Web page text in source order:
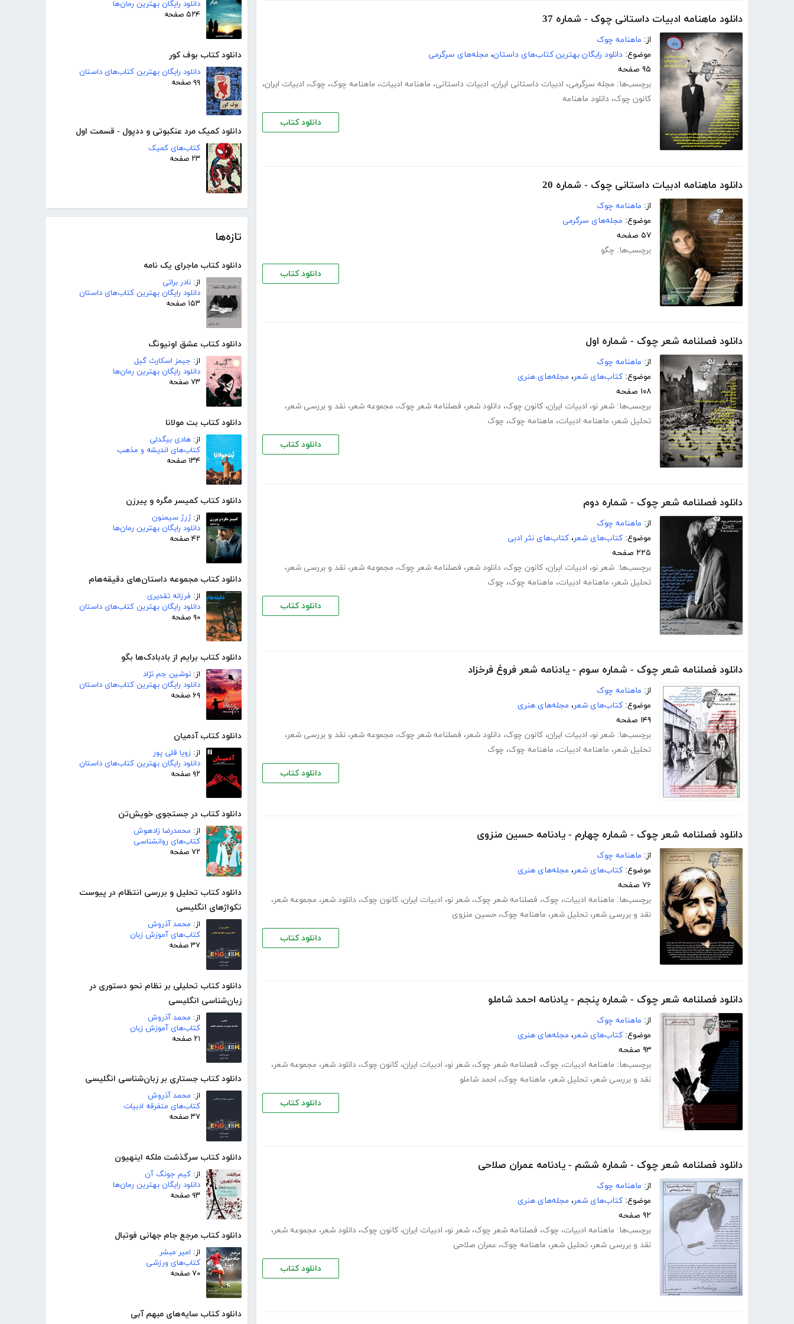
دانلود رایگان بهترین رمان‌ها
۵۲۴ صفحه
دانلود کتاب بوف کور
دانلود رایگان بهترین کتاب‌های داستان
۹۹ صفحه
دانلود کمیک مرد عنکبوتی و ددپول - قسمت اول
کتاب‌های کمیک
۲۳ صفحه
تازه‌ها
دانلود کتاب ماجرای یک نامه
از: نادر براتی
دانلود رایگان بهترین کتاب‌های داستان
۱۵۳ صفحه
دانلود کتاب عشق اونیونگ
از: جیمز اسکارث گیل
دانلود رایگان بهترین رمان‌ها
۷۳ صفحه
دانلود کتاب بت مولانا
از: هادی بیگدلی
کتاب‌های اندیشه و مذهب
۱۳۴ صفحه
دانلود کتاب کمیسر مگره و پیرزن
از:ژرژ سیمنون
دانلود رایگان بهترین رمان‌ها
۴۲ صفحه
دانلود کتاب مجموعه داستان‌های دقیقه‌هام
از: فرزانه تقدیری
دانلود رایگان بهترین کتاب‌های داستان
۹۰ صفحه
دانلود کتاب برایم از بادبادک‌ها بگو
از: نوشین جم نژاد
دانلود رایگان بهترین کتاب‌های داستان
۶۹ صفحه
دانلود کتاب آدمیان
از: زویا قلی پور
دانلود رایگان بهترین کتاب‌های داستان
۹۲ صفحه
دانلود کتاب در جستجوی خویش‌تن
از: محمدرضا زادهوش
کتاب‌های روانشناسی
۷۲ صفحه
دانلود کتاب تحلیل و بررسی انتظام در پیوست
تکواژهای انگلیسی
از: محمد آذروش
کتاب‌های آموزش زبان
۳۷ صفحه
دانلود کتاب تحلیلی بر نظام نحو دستوری در
زبان‌شناسی انگلیسی
از: محمد آذروش
کتاب‌های آموزش زبان
۲۱ صفحه
دانلود کتاب جستاری بر زبان‌شناسی انگلیسی
از: محمد آذروش
کتاب‌های متفرقه ادبیات
۳۷ صفحه
دانلود کتاب سرگذشت ملکه اینهیون
از: کیم جونگ آن
دانلود رایگان بهترین رمان‌ها
۹۳ صفحه
دانلود کتاب مرجع جام جهانی فوتبال
از: امیر مبشر
کتاب‌های ورزشی
۷۰ صفحه
دانلود کتاب سایه‌های مبهم آبی
دانلود ماهنامه ادبیات داستانی چوک - شماره 37
از: ماهنامه چوک
موضوع: دانلود رایگان بهترین کتاب‌های داستان، مجله‌های سرگرمی
۹۵ صفحه
برچسب‌ها: مجله سرگرمی، ادبیات داستانی ایران، ادبیات داستانی، ماهنامه ادبیات، ماهنامه چوک، چوک، ادبیات ایران،
کانون چوک، دانلود ماهنامه
دانلود کتاب
دانلود ماهنامه ادبیات داستانی چوک - شماره 20
از: ماهنامه چوک
موضوع: مجله‌های سرگرمی
۵۷ صفحه
برچسب‌ها: چگو
دانلود کتاب
دانلود فصلنامه شعر چوک - شماره اول
از: ماهنامه چوک
موضوع: کتاب‌های شعر، مجله‌های هنری
۱۰۸ صفحه
برچسب‌ها: شعر نو، ادبیات ایران، کانون چوک، دانلود شعر، فصلنامه شعر چوک، مجموعه شعر، نقد و بررسی شعر،
تحلیل شعر، ماهنامه ادبیات، ماهنامه چوک، چوک
دانلود کتاب
دانلود فصلنامه شعر چوک - شماره دوم
از: ماهنامه چوک
موضوع: کتاب‌های شعر، کتاب‌های نثر ادبی
۲۲۵ صفحه
برچسب‌ها: شعر نو، ادبیات ایران، کانون چوک، دانلود شعر، فصلنامه شعر چوک، مجموعه شعر، نقد و بررسی شعر،
تحلیل شعر، ماهنامه ادبیات، ماهنامه چوک، چوک
دانلود کتاب
دانلود فصلنامه شعر چوک - شماره سوم - یادنامه شعر فروغ فرخزاد
از: ماهنامه چوک
موضوع: کتاب‌های شعر، مجله‌های هنری
۱۴۹ صفحه
برچسب‌ها: شعر نو، ادبیات ایران، کانون چوک، دانلود شعر، فصلنامه شعر چوک، مجموعه شعر، نقد و بررسی شعر،
تحلیل شعر، ماهنامه ادبیات، ماهنامه چوک، چوک
دانلود کتاب
دانلود فصلنامه شعر چوک - شماره چهارم - یادنامه حسین منزوی
از: ماهنامه چوک
موضوع: کتاب‌های شعر، مجله‌های هنری
۷۶ صفحه
برچسب‌ها: ماهنامه ادبیات، چوک، فصلنامه شعر چوک، شعر نو، ادبیات ایران، کانون چوک، دانلود شعر، مجموعه شعر،
نقد و بررسی شعر، تحلیل شعر، ماهنامه چوک، حسین منزوی
دانلود کتاب
دانلود فصلنامه شعر چوک - شماره پنجم - یادنامه احمد شاملو
از: ماهنامه چوک
موضوع: کتاب‌های شعر، مجله‌های هنری
۹۳ صفحه
برچسب‌ها: ماهنامه ادبیات، چوک، فصلنامه شعر چوک، شعر نو، ادبیات ایران، کانون چوک، دانلود شعر، مجموعه شعر،
نقد و بررسی شعر، تحلیل شعر، ماهنامه چوک، احمد شاملو
دانلود کتاب
دانلود فصلنامه شعر چوک - شماره ششم - یادنامه عمران صلاحی
از: ماهنامه چوک
موضوع: کتاب‌های شعر، مجله‌های هنری
۹۲ صفحه
برچسب‌ها: ماهنامه ادبیات، چوک، فصلنامه شعر چوک، شعر نو، ادبیات ایران، کانون چوک، دانلود شعر، مجموعه شعر،
نقد و بررسی شعر، تحلیل شعر، ماهنامه چوک، عمران صلاحی
دانلود کتاب